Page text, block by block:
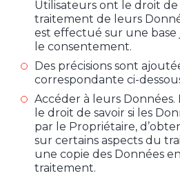
Utilisateurs ont le droit de
traitement de leurs
est effectué sur une
le consentement.
Des précisions sont
correspondante ci-
Accéder à leurs Données.
le droit de savoir si les
par le Propriétaire,
sur certains aspects du
une copie des Données
traitement.